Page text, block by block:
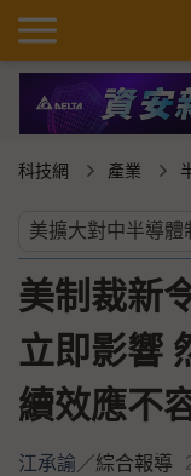
科技網 產業
美制裁新
立即影響
續效應不
江承諭／綜合報導